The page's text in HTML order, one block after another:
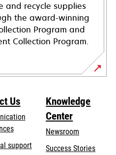
and recycle supplies
the award-winning
Program and
Collection Program.
Us
supportopens
Knowledge
Center
Newsroom
Success Stories